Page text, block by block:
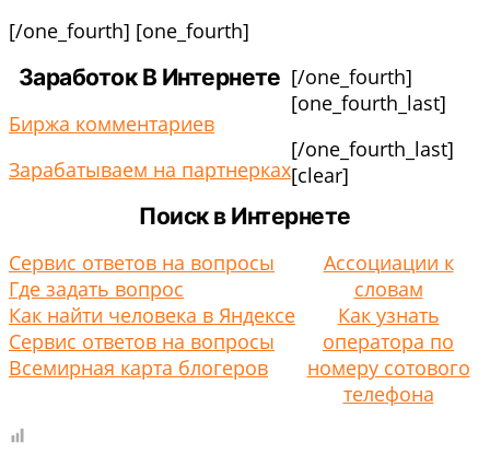
[/one_fourth] [one_fourth]
Заработок В Интернете
Биржа комментариев
Зарабатываем на партнерках
[/one_fourth]
[one_fourth_last]
Поиск в Интернете
Сервис ответов на вопросы
Где задать вопрос
Как найти человека в Яндексе
Сервис ответов на вопросы
Всемирная карта блогеров
Ассоциации к
словам
Как узнать
оператора по
номеру сотового
телефона
[/one_fourth_last]
[clear]